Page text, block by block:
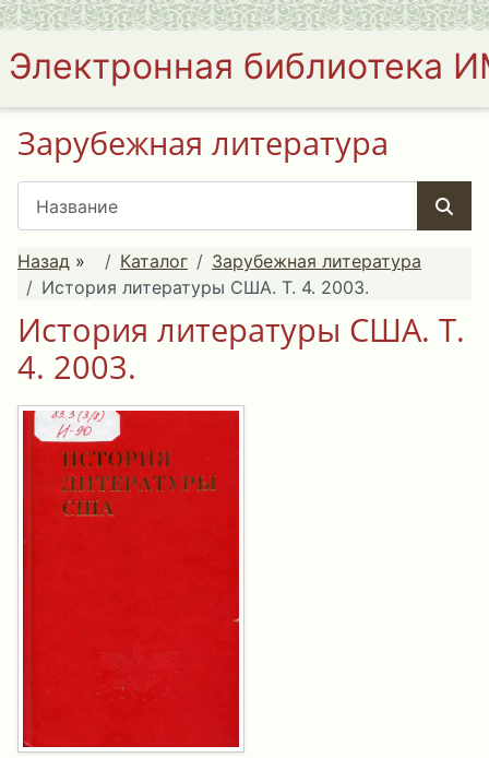
Электронная библиотека
Зарубежная литература
Назад » Каталог
Зарубежная литература
История литературы США. Т. 4. 2003.
История литературы США. Т.
4. 2003.